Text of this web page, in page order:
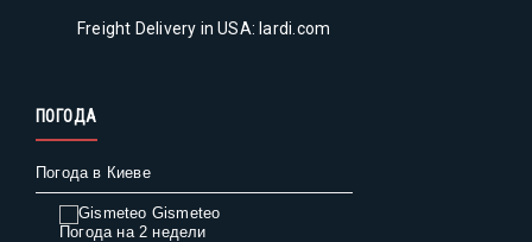
Freight Delivery in USA: lardi.com
ПОГОДА
Погода в Киеве
Gismeteo
Погода на 2 недели